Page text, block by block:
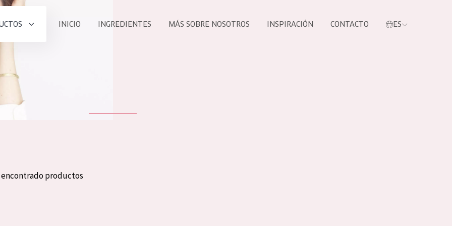
INICIO INGREDIENTES MÁS SOBRE NOSOTROS INSPIRACIÓN CONTACTO ES
encontrado productos